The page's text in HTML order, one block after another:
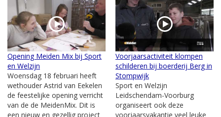
Opening Meiden Mix bij Sport
en Welzijn
Woensdag 18 februari heeft
wethouder Astrid van Eekelen
de feestelijke opening verricht
van de de MeidenMix. Dit is
een nieuw en gezellig project
Voorjaarsactiviteit klompen
schilderen bij boerderij Berg in
Stompwijk
Sport en Welzijn
Leidschendam-Voorburg
organiseert ook deze
voorjaarsvakantie veel leuke